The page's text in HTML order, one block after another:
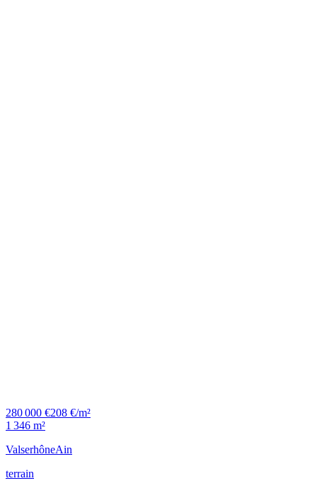
280 000 €208 €/m²
1 346 m²
ValserhôneAin
terrain